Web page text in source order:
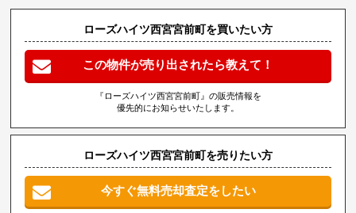
ローズハイツ西宮宮前町を買いたい方
この物件が売り出されたら教えて！
『ローズハイツ西宮宮前町』の販売情報を
優先的にお知らせいたします。
ローズハイツ西宮宮前町を売りたい方
今すぐ無料売却査定をしたい